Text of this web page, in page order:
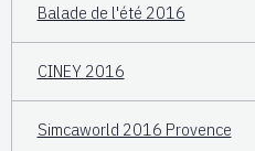
Balade de l'été 2016
CINEY 2016
Simcaworld 2016 Provence